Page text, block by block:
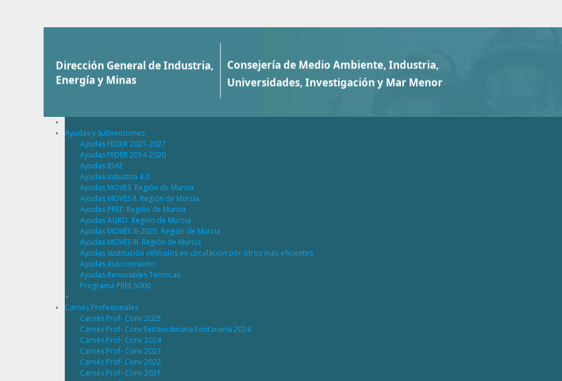
Ayudas y Subvenciones
Ayudas FEDER 2021-2027
Ayudas FEDER 2014-2020
Ayudas IDAE
Ayudas Industria 4.0
Ayudas MOVES. Región de Murcia
Ayudas MOVES II. Región de Murcia
Ayudas PREE. Región de Murcia
Ayudas AGRO. Región de Murcia
Ayudas MOVES III-2025. Región de Murcia
Ayudas MOVES III. Región de Murcia
Ayudas sustitución vehículos en circulación por otros más eficientes
Ayudas Autoconsumo
Ayudas Renovables Termicas
Programa PREE 5000
+
Carnés Profesionales
Carnés Prof- Conv 2025
Carnés Prof- Conv Extraordinaria Fontanería 2024
Carnés Prof- Conv 2024
Carnés Prof- Conv 2023
Carnés Prof- Conv 2022
Carnés Prof- Conv 2021